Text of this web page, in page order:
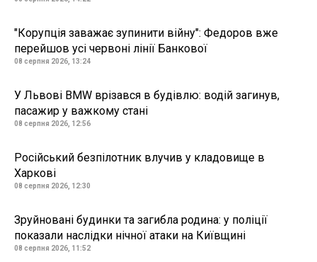
"Корупція заважає зупинити війну": Федоров вже
перейшов усі червоні лінії Банкової
08 серпня 2026, 13:24
У Львові BMW врізався в будівлю: водій загинув,
пасажир у важкому стані
08 серпня 2026, 12:56
Російський безпілотник влучив у кладовище в
Харкові
08 серпня 2026, 12:30
Зруйновані будинки та загибла родина: у поліції
показали наслідки нічної атаки на Київщині
08 серпня 2026, 11:52